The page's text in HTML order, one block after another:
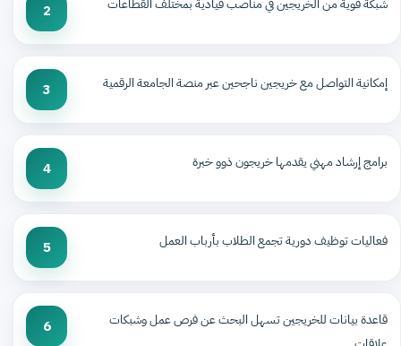
شبكة قوية من الخريجين في مناصب قيادية بمختلف القطاعات 2
إمكانية التواصل مع خريجين ناجحين عبر منصة الجامعة الرقمية 3
برامج إرشاد مهني يقدمها خريجون ذوو خبرة 4
فعاليات توظيف دورية تجمع الطلاب بأرباب العمل 5
قاعدة بيانات للخريجين تسهل البحث عن فرص عمل وشبكات
6